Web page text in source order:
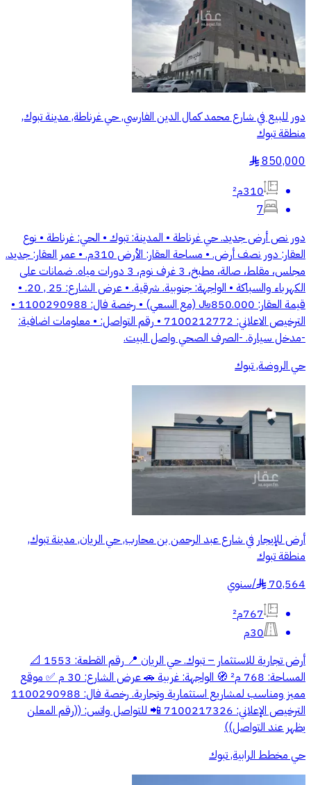
دور للبيع في شارع محمد كمال الدين الفارسي, حي غرناطة, مدينة تبوك,
منطقة تبوك
850,000
§
310م²
7
دور نص أرض جديد. حي غرناطة • المدينة: تبوك • الحي: غرناطة • نوع
العقار: دور نصف أرض. • مساحة العقار: الأرض 310م. • عمر العقار: جديد.
مجلس، مقلط، صالة، مطبخ، 3 غرف نوم، 3 دورات مياه. ضمانات على
الكهرباء والسباكة • الواجهة: جنوبية. شرقية. • عرض الشارع: 25 , 20. •
قيمة العقار: 850.000﷼ (مع السعي) • رخصة فال: 1100290988 •
الترخيص الاعلاني: 7100212772 • رقم التواصل: • معلومات اضافية:
-مدخل سيارة. -الصرف الصحي واصل البيت.
حي الروضة, تبوك
أرض للإيجار في شارع عبد الرحمن بن محارب, حي الريان, مدينة تبوك,
منطقة تبوك
70,564
§
/سنوي
767م²
30م
أرض تجارية للاستثمار – تبوك. حي الريان 📍 رقم القطعة: 1553 📐
المساحة: 768 م² 🧭 الواجهة: غربية 🚗 عرض الشارع: 30 م ✅ موقع
مميز ومناسب لمشاريع استثمارية وتجارية. رخصة فال: 1100290988
الترخيص الإعلاني: 7100217326 📲 للتواصل واتس: ((رقم المعلن
يظهر عند التواصل))
حي مخطط الرابية, تبوك